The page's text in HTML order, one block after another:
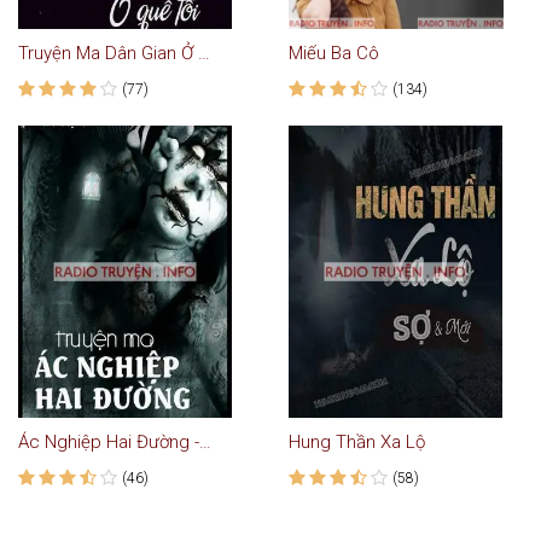
Truyện Ma Dân Gian Ở Quê Tôi
(77)
Miếu Ba Cô
(134)
Ác Nghiệp Hai Đường - Truyện Ma
(46)
Hung Thần Xa Lộ
(58)